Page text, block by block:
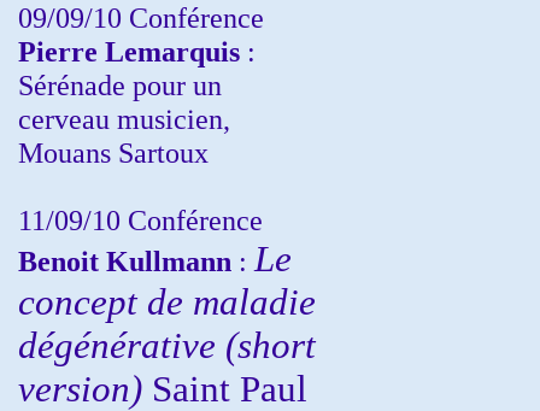
09/09/10 Conférence
Pierre Lemarquis :
Sérénade pour un
cerveau musicien,
Mouans Sartoux
11/09/10 Conférence
Benoit Kullmann : Le
concept de maladie
dégénérative (short
version) Saint Paul